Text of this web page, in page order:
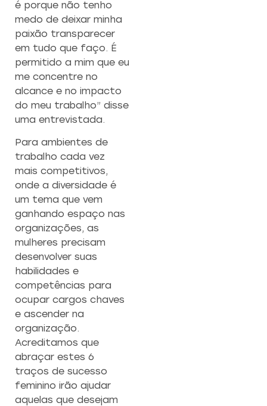
é porque não tenho
medo de deixar minha
paixão transparecer
em tudo que faço. É
permitido a mim que eu
me concentre no
alcance e no impacto
do meu trabalho” disse
uma entrevistada.
Para ambientes de
trabalho cada vez
mais competitivos,
onde a diversidade é
um tema que vem
ganhando espaço nas
organizações, as
mulheres precisam
desenvolver suas
habilidades e
competências para
ocupar cargos chaves
e ascender na
organização.
Acreditamos que
abraçar estes 6
traços de sucesso
feminino irão ajudar
aquelas que desejam